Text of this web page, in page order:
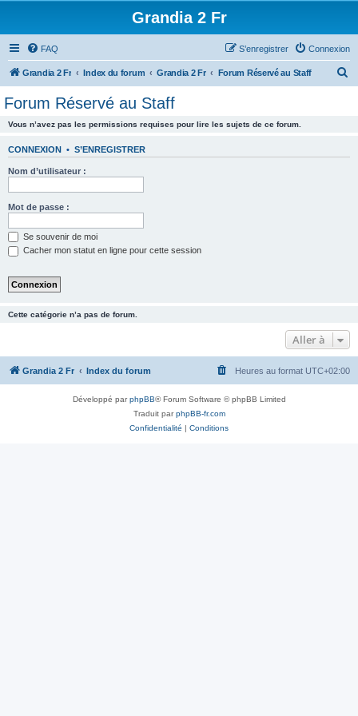
Grandia 2 Fr
FAQ Connexion
S’enregistrer
Grandia 2 Fr Index du forum Grandia 2 Fr Forum Réservé au Staff
Forum Réservé au Staff
Vous n’avez pas les permissions requises pour lire les sujets de ce forum.
CONNEXION • S’ENREGISTRER
Nom d’utilisateur :
Mot de passe :
Se souvenir de moi
Cacher mon statut en ligne pour cette session
Cette catégorie n’a pas de forum.
Aller à
Grandia 2 Fr Index du forum Heures au format UTC+02:00
Développé parphpBB® Forum Software © phpBB Limited
Traduit parphpBB-fr.com
Confidentialité | Conditions